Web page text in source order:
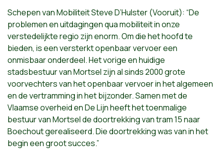
Schepen van Mobiliteit Steve D’Hulster (Vooruit): “De
problemen en uitdagingen qua mobiliteit in onze
verstedelijkte regio zijn enorm. Om die het hoofd te
bieden, is een versterkt openbaar vervoer een
onmisbaar onderdeel. Het vorige en huidige
stadsbestuur van Mortsel zijn al sinds 2000 grote
voorvechters van het openbaar vervoer in het algemeen
en de vertramming in het bijzonder. Samen met de
Vlaamse overheid en De Lijn heeft het toenmalige
bestuur van Mortsel de doortrekking van tram 15 naar
Boechout gerealiseerd. Die doortrekking was van in het
begin een groot succes.”